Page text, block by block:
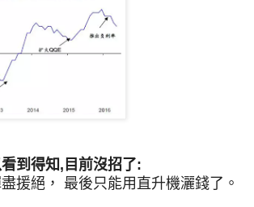
到得知,目前沒招了:
援絕 ， 最後只能用直升機灑錢了 。